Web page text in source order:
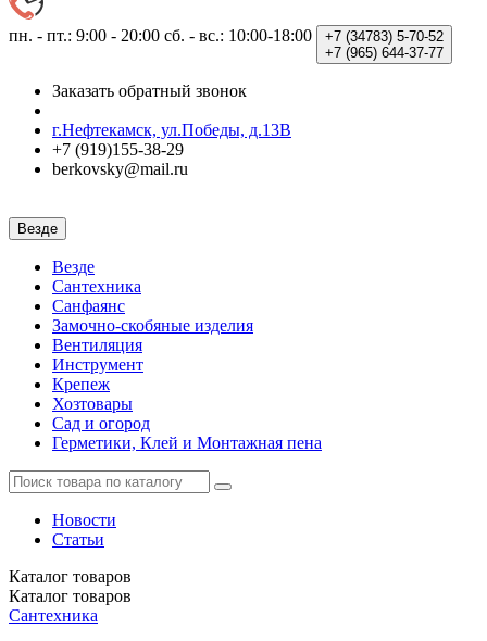
пн. - пт.: 9:00 - 20:00 сб. - вс.: 10:00-18:00 +7 (34783) 5-70-52
+7 (965) 644-37-77
Заказать обратный звонок
г.Нефтекамск, ул.Победы, д.13В
+7 (919)155-38-29
berkovsky@mail.ru
Везде
Везде
Сантехника
Санфаянс
Замочно-скобяные изделия
Вентиляция
Инструмент
Крепеж
Хозтовары
Сад и огород
Герметики, Клей и Монтажная пена
Новости
Статьи
Каталог товаров
Каталог товаров
Сантехника